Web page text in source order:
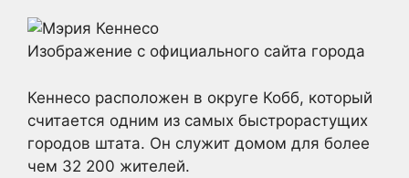
Изображение с официального сайта города
Кеннесо расположен в округе Кобб, который
считается одним из самых быстрорастущих
городов штата. Он служит домом для более
чем 32 200 жителей.